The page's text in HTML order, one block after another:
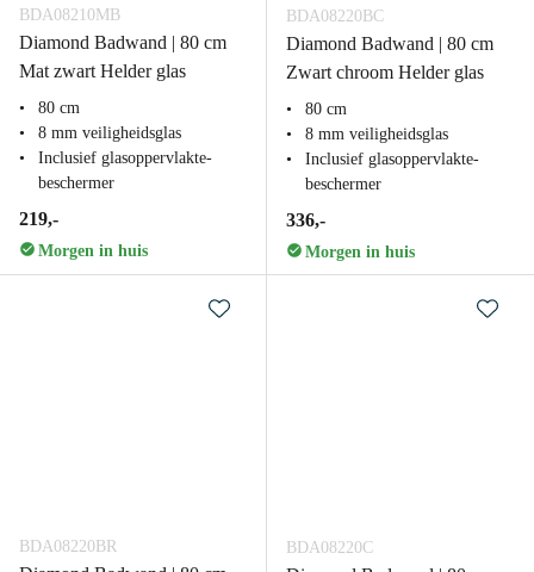
BDA08210MB
Diamond Badwand | 80 cm
Mat zwart Helder glas
80 cm
8 mm veiligheidsglas
Inclusief glasoppervlakte-
beschermer
219,-
Morgen in huis
BDA08220BC
Diamond Badwand | 80 cm
Zwart chroom Helder glas
80 cm
8 mm veiligheidsglas
Inclusief glasoppervlakte-
beschermer
336,-
Morgen in huis
BDA08220BR BDA08220C